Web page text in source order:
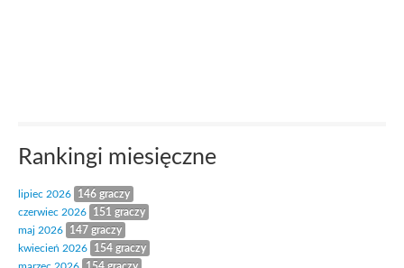
Rankingi miesięczne
lipiec 2026
146 graczy
czerwiec 2026
151 graczy
maj 2026
147 graczy
kwiecień 2026
154 graczy